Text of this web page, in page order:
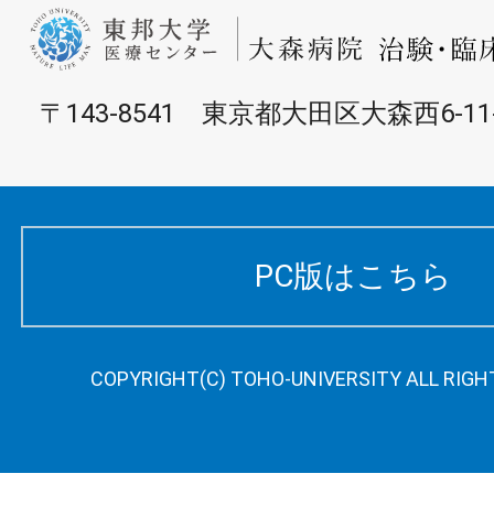
〒143-8541 東京都大田区大森西6-
PC版はこちら
COPYRIGHT(C) TOHO-UNIVERSITY ALL